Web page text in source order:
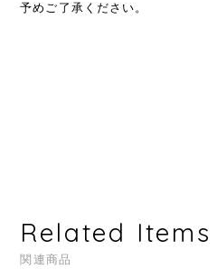
予めご了承ください。
Related Items
関連商品